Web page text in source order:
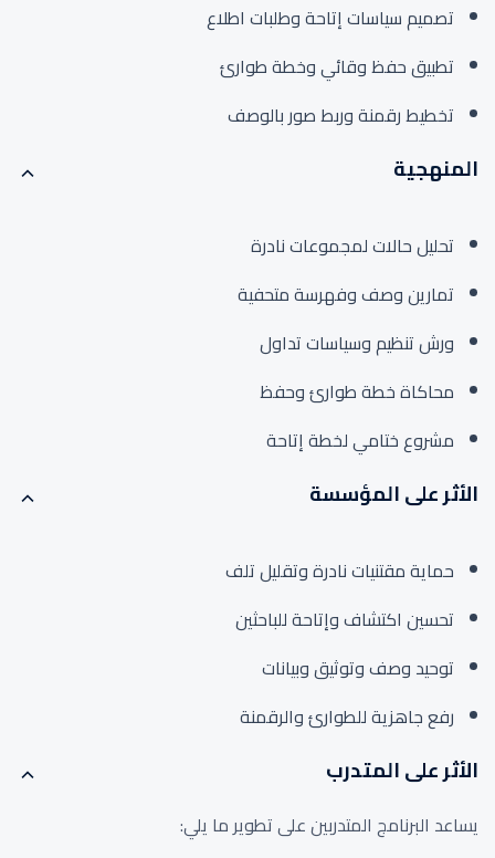
تصميم سياسات إتاحة وطلبات اطلاع
تطبيق حفظ وقائي وخطة طوارئ
تخطيط رقمنة وربط صور بالوصف
المنهجية
تحليل حالات لمجموعات نادرة
تمارين وصف وفهرسة متحفية
ورش تنظيم وسياسات تداول
محاكاة خطة طوارئ وحفظ
مشروع ختامي لخطة إتاحة
الأثر على المؤسسة
حماية مقتنيات نادرة وتقليل تلف
تحسين اكتشاف وإتاحة للباحثين
توحيد وصف وتوثيق وبيانات
رفع جاهزية للطوارئ والرقمنة
الأثر على المتدرب
يساعد البرنامج المتدربين على تطوير ما يلي: